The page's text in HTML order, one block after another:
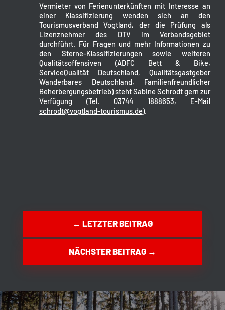
Vermieter von Ferienunterkünften mit Interesse an
einer Klassifizierung wenden sich an den
Tourismusverband Vogtland, der die Prüfung als
Lizenznehmer des DTV im Verbandsgebiet
durchführt. Für Fragen und mehr Informationen zu
den Sterne-Klassifizierungen sowie weiteren
Qualitätsoffensiven (ADFC Bett & Bike,
ServiceQualität Deutschland, Qualitätsgastgeber
Wanderbares Deutschland, Familienfreundlicher
Beherbergungsbetrieb) steht Sabine Schrodt gern zur
Verfügung (Tel. 03744 1888653, E-Mail
schrodt@vogtland-tourismus.de).
← LETZTER BEITRAG
NÄCHSTER BEITRAG→